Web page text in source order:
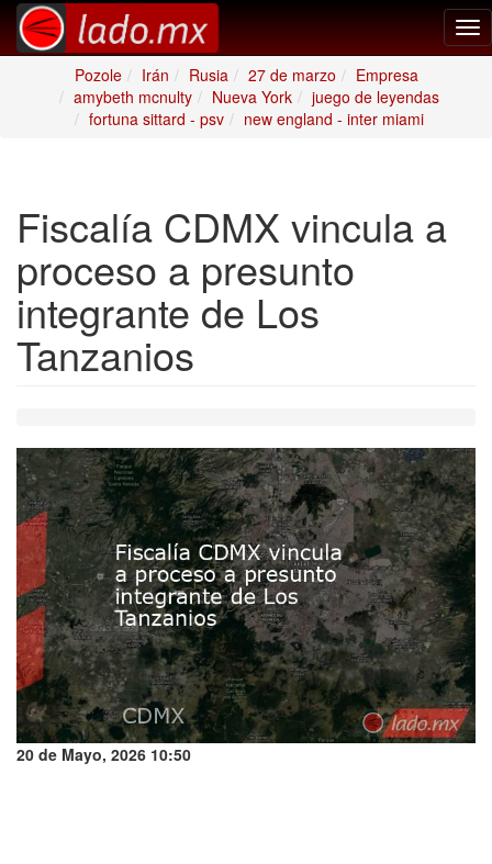
Pozole
Irán Rusia 27 de marzo
Empresa
amybeth mcnulty
Nueva York
juego de leyendas
fortuna sittard - psv
new england - inter miami
Fiscalía CDMX vincula a
proceso a presunto
integrante de Los
Tanzanios
20 de Mayo, 2026 10:50